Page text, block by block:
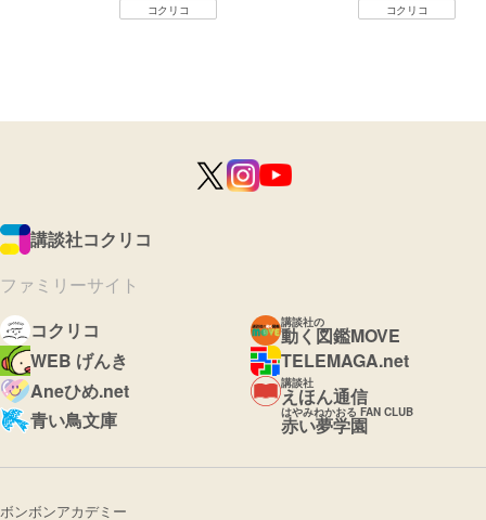
コクリコ コクリコ
講談社コクリコ
ファミリーサイト
コクリコ
講談社の
動く図鑑MOVE
WEB げんき
TELEMAGA.net
Aneひめ.net
講談社
えほん通信
青い鳥文庫
はやみねかおる FAN CLUB
赤い夢学園
ボンボンアカデミー